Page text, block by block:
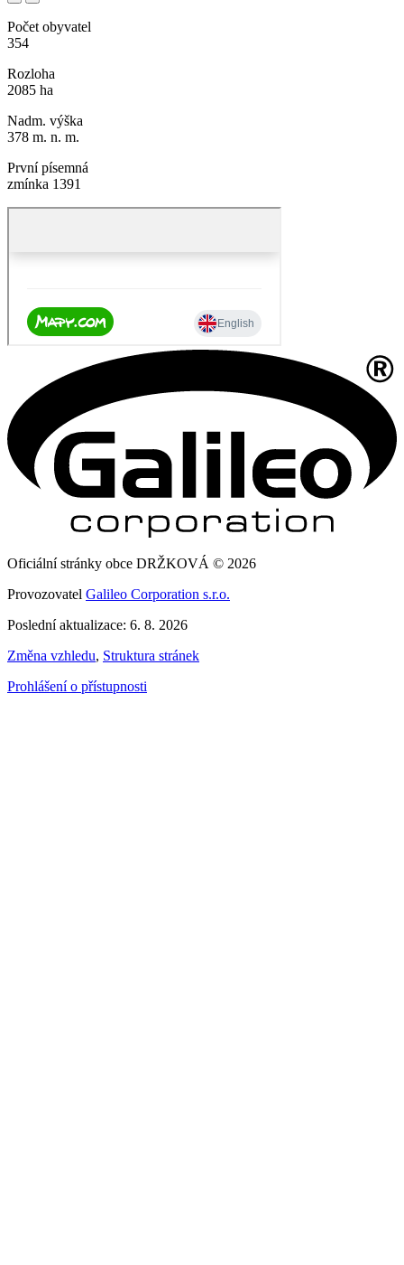
Počet obyvatel
354
Rozloha
2085 ha
Nadm. výška
378 m. n. m.
První písemná
zmínka 1391
Oficiální stránky obce DRŽKOVÁ © 2026
Provozovatel Galileo Corporation s.r.o.
Poslední aktualizace: 6. 8. 2026
Změna vzhledu, Struktura stránek
Prohlášení o přístupnosti